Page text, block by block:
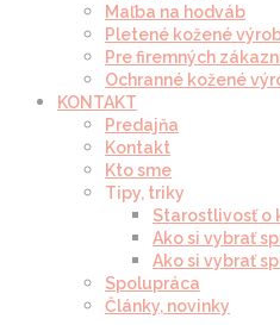
Maľba na hodváb
Pletené kožené
Pre firemných
Ochranné kožené
KONTAKT
Predajňa
Kontakt
Kto sme
Tipy, triky
Starostlivosť o
Ako si vybrať
Ako si vybrať
Spolupráca
Články, novinky